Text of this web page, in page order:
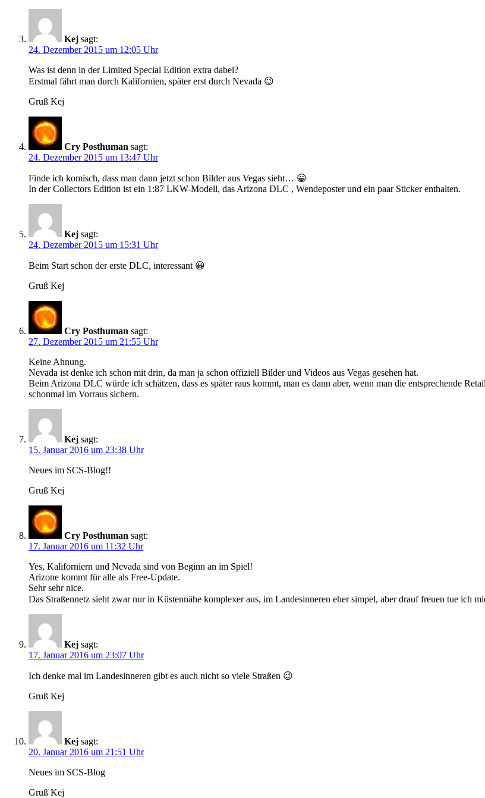
Kej sagt:
24. Dezember 2015 um 12:05 Uhr
Was ist denn in der Limited Special Edition extra dabei?
Erstmal fährt man durch Kalifornien, später erst durch Nevada 😉
Gruß Kej
Cry Posthuman sagt:
24. Dezember 2015 um 13:47 Uhr
Finde ich komisch, dass man dann jetzt schon Bilder aus Vegas sieht… 😀
In der Collectors Edition ist ein 1:87 LKW-Modell, das Arizona DLC , Wendeposter und ein paar Sticker enthalten.
Kej sagt:
24. Dezember 2015 um 15:31 Uhr
Beim Start schon der erste DLC, interessant 😀
Gruß Kej
Cry Posthuman sagt:
27. Dezember 2015 um 21:55 Uhr
Keine Ahnung.
Nevada ist denke ich schon mit drin, da man ja schon offiziell Bilder und Videos aus Vegas gesehen hat.
Beim Arizona DLC würde ich schätzen, dass es später raus kommt, man es dann aber, wenn man die entsprechende
schonmal im Vorraus sichern.
Kej sagt:
15. Januar 2016 um 23:38 Uhr
Neues im SCS-Blog!!
Gruß Kej
Cry Posthuman sagt:
17. Januar 2016 um 11:32 Uhr
Yes, Kaliforniern und Nevada sind von Beginn an im Spiel!
Arizone kommt für alle als Free-Update.
Sehr sehr nice.
Das Straßennetz sieht zwar nur in Küstennähe komplexer aus, im Landesinneren eher simpel, aber drauf freuen tue ich
Kej sagt:
17. Januar 2016 um 23:07 Uhr
Ich denke mal im Landesinneren gibt es auch nicht so viele Straßen 😉
Gruß Kej
Kej sagt:
20. Januar 2016 um 21:51 Uhr
Neues im SCS-Blog
Gruß Kej